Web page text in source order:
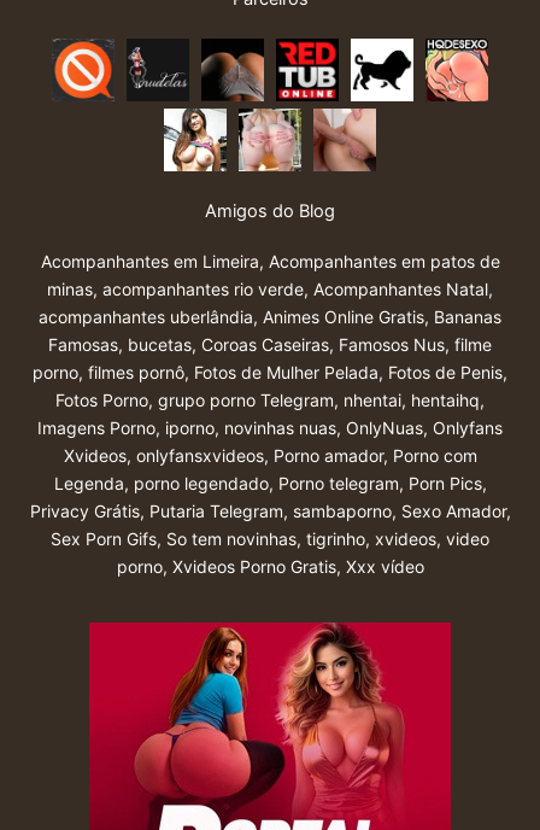
Amigos do Blog
Acompanhantes em Limeira, Acompanhantes em patos de
minas, acompanhantes rio verde, Acompanhantes Natal,
acompanhantes uberlândia, Animes Online Gratis, Bananas
Famosas, bucetas, Coroas Caseiras, Famosos Nus, filme
porno, filmes pornô, Fotos de Mulher Pelada, Fotos de Penis,
Fotos Porno, grupo porno Telegram, nhentai, hentaihq,
Imagens Porno, iporno, novinhas nuas, OnlyNuas, Onlyfans
Xvideos, onlyfansxvideos, Porno amador, Porno com
Legenda, porno legendado, Porno telegram, Porn Pics,
Privacy Grátis, Putaria Telegram, sambaporno, Sexo Amador,
Sex Porn Gifs, So tem novinhas, tigrinho, xvideos, video
porno, Xvideos Porno Gratis, Xxx vídeo